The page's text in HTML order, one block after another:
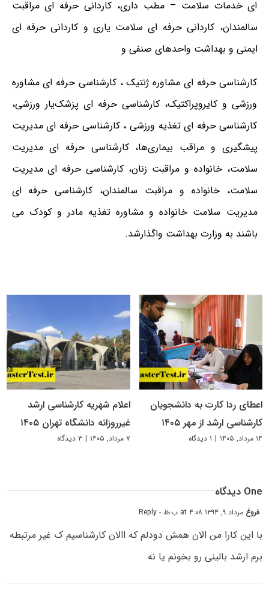
ای خدمات سلامت – مطب داری، کاردانی حرفه ای مراقبت
سالمندان، کاردانی حرفه ای سلامت یاری و کاردانی حرفه ای
ایمنی و بهداشت واحدهای صنفی و
کارشناسی حرفه ای مشاوره ژنتیک ، کارشناسی حرفه ای مشاوره
ورزشی و کایروپراکتیک، کارشناسی حرفه ای پزشک‌یار ورزشی،
کارشناسی حرفه ای تغذیه ورزشی ، کارشناسی حرفه ای مدیریت
پیشگیری و مراقب بیماری‌ها، کارشناسی حرفه ای مدیریت
سلامت، خانواده و مراقبت زنان، کارشناسی حرفه ای مدیریت
سلامت، خانواده و مراقبت سالمندان، کارشناسی حرفه ای
مدیریت سلامت خانواده و مشاوره تغذیه مادر و کودک می
باشند به وزارت بهداشت واگذارشد.
اعطای ردا کارت به دانشجویان
کارشناسی ارشد از مهر ۱۴۰۵
۱۴ مرداد, ۱۴۰۵ | ۱ دیدگاه
اعلام شهریه کارشناسی ارشد
غیرروزانه دانشگاه تهران ۱۴۰۵
۷ مرداد, ۱۴۰۵ | ۳ دیدگاه
One دیدگاه
فروغ مرداد ۹, ۱۳۹۴ at ۴:۰۸ ب٫ظ - Reply
با این کارا من الان همش دودلم که االان کارشناسیم ک غیر مرتبطه
برم ارشد بالینی رو بخونم یا نه